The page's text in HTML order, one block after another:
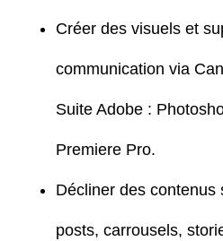
Créer des visuels et
communication via
Suite Adobe :
Premiere Pro.
Décliner des contenus
posts, carrousels,